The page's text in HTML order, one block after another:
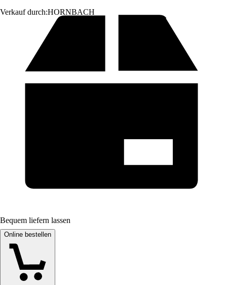
Verkauf durch:HORNBACH
Bequem liefern lassen
Online bestellen